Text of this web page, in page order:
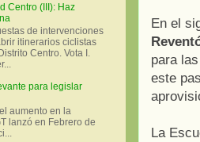
En el
para
este
La
Centro (III): Haz
de intervenciones
itinerarios ciclistas
Centro. Vota I.
para legislar
aumento en la
lanzó en Febrero de